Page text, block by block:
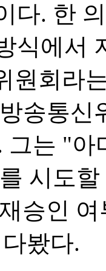
다. 한
식에서
원회라
송통신
그는 "
시도
승인
봤다.